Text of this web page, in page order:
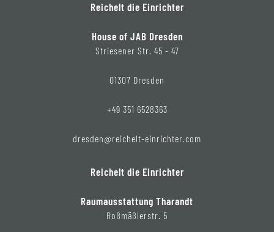
Reichelt die Einrichter
House of JAB Dresden
Striesener Str. 45 - 47
01307 Dresden
+49 351 6528363
dresden@reichelt-einrichter.com
Reichelt die Einrichter
Raumausstattung Tharandt
Roßmäßlerstr. 5